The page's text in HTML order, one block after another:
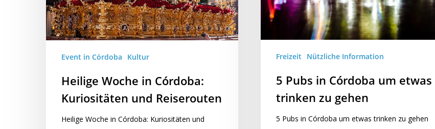
Event in Córdoba Kultur
Heilige Woche in Córdoba:
Kuriositäten und Reiserouten
Heilige Woche in Córdoba: Kuriositäten und
Freizeit Nützliche Information
5 Pubs in Córdoba um etwas
trinken zu gehen
5 Pubs in Córdoba um etwas trinken zu gehen